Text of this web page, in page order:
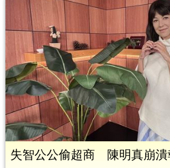
失智公公偷超商 陳明真崩潰